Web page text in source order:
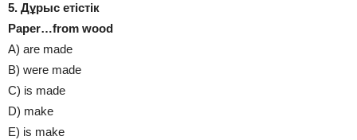
5. Дұрыс етiстiк
Paper…from wood
A) are made
B) were made
C) is made
D) make
E) is make